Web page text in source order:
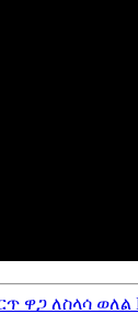
ዋጋ ለስላሳ